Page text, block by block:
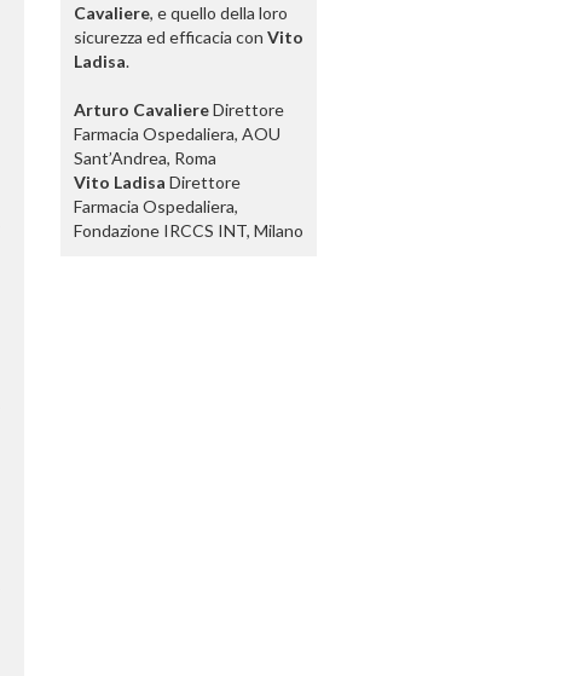
Cavaliere, e quello della loro
sicurezza ed efficacia con Vito
Ladisa.
Arturo CavaliereDirettore
Farmacia Ospedaliera, AOU
Sant’Andrea, Roma
Vito Ladisa Direttore
Farmacia Ospedaliera,
Fondazione IRCCS INT, Milano